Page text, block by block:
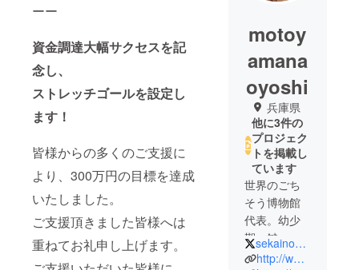
ーー
資金調達大幅サクセスを記
念し、
ストレッチゴールを設定し
ます！
皆様からの多くのご支援に
より、300万円の目標を達成
いたしました。
ご支援頂きました皆様へは
重ねてお礼申し上げます。
motoy
amana
oyoshi
兵庫県
他に3件の
プロジェク
トを掲載し
ています
世界のごち
そう博物館
代表。幼少
期、鍵っ子
の経験から
sekainogochisou
http://www.palermo.jp/